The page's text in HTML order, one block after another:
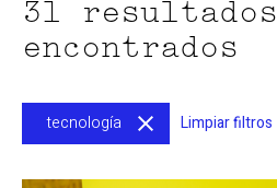
31 resultados
encontrados
tecnología Limpiar filtros